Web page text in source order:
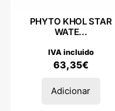
PHYTO KHOL STAR
WATE...
63,35€
IVA incluido
Adicionar